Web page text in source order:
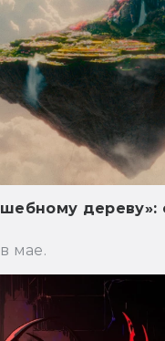
дереву»:
мае.